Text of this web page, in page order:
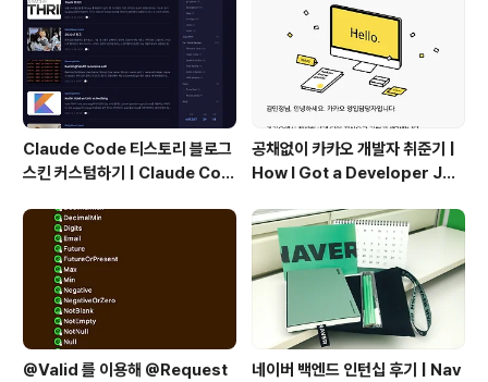
으며, 프로젝트의 권한 지정을 통해 원하는 사용자가 stor
age안 ..
Claude Code 티스토리 블로그
스킨 커스텀하기 | Claude Cod
og Skin
공채없이 카카오 개발자 취준기 |
How I Got a Developer Job
cruitment
@Valid 를 이용해 @Request
네이버 백엔드 인턴십 후기 | Nav